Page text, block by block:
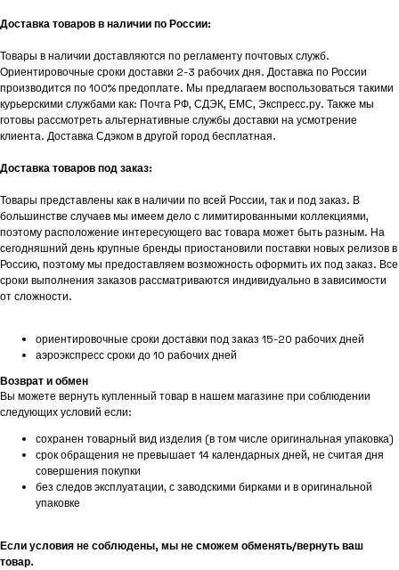
Доставка товаров в наличии по России:
Товары в наличии доставляются по регламенту почтовых служб.
Ориентировочные сроки доставки 2-3 рабочих дня. Доставка по России
производится по 100% предоплате. Мы предлагаем воспользоваться такими
курьерскими службами как: Почта РФ, СДЭК, ЕМС, Экспресс.ру. Также мы
готовы рассмотреть альтернативные службы доставки на усмотрение
клиента. Доставка Сдэком в другой город бесплатная.
Доставка товаров под заказ:
Товары представлены как в наличии по всей России, так и под заказ. В
большинстве случаев мы имеем дело с лимитированными коллекциями,
поэтому расположение интересующего вас товара может быть разным. На
сегодняшний день крупные бренды приостановили поставки новых релизов в
Россию, поэтому мы предоставляем возможность оформить их под заказ. Все
сроки выполнения заказов рассматриваются индивидуально в зависимости
от сложности.
ориентировочные сроки доставки под заказ 15-20 рабочих дней
аэроэкспресс сроки до 10 рабочих дней
Возврат и обмен
Вы можете вернуть купленный товар в нашем магазине при соблюдении
следующих условий если:
сохранен товарный вид изделия (в том числе оригинальная упаковка)
срок обращения не превышает 14 календарных дней, не считая дня
совершения покупки
без следов эксплуатации, с заводскими бирками и в оригинальной
упаковке
Если условия не соблюдены, мы не сможем обменять/вернуть ваш
товар.